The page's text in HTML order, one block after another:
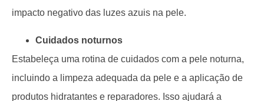
impacto negativo das luzes azuis na pele.
Cuidados noturnos
Estabeleça uma rotina de cuidados com a pele noturna,
incluindo a limpeza adequada da pele e a aplicação de
produtos hidratantes e reparadores. Isso ajudará a